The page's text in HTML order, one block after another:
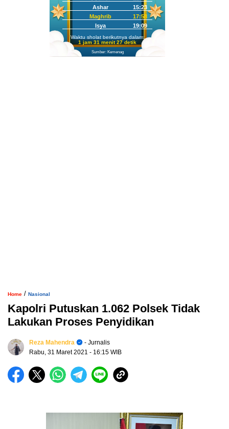
Ashar
15:23
Maghrib
17:58
Isya
19:09
Waktu sholat berikutnya dalam:
1 jam 31 menit 25 detik
Sumber: Kemenag
Home / Nasional
Kapolri Putuskan 1.062 Polsek Tidak
Lakukan Proses Penyidikan
Reza Mahendra
- Jurnalis
Rabu, 31 Maret 2021 - 16:15 WIB